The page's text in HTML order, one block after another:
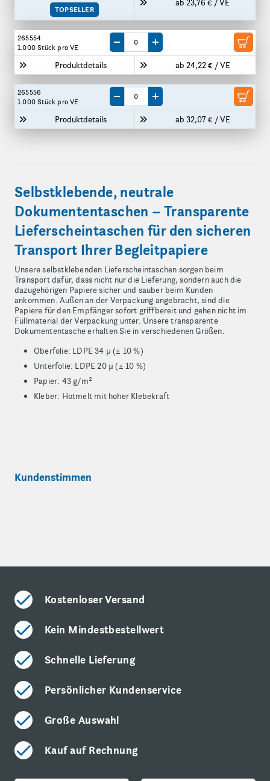
TOPSELLER
ab 23,76 € / VE
265554
1.000 Stück pro VE
Produktdetails ab 24,22 € / VE
Menge um eine VE reduzieren
Menge um eine VE erhöhen
265556
1.000 Stück pro VE
Produktdetails ab 32,07 € / VE
Menge um eine VE reduzieren
Menge um eine VE erhöhen
Selbstklebende, neutrale
Dokumententaschen – Transparente
Lieferscheintaschen für den sicheren
Transport Ihrer Begleitpapiere
Unsere selbstklebenden Lieferscheintaschen sorgen beim
Transport dafür, dass nicht nur die Lieferung, sondern auch die
dazugehörigen Papiere sicher und sauber beim Kunden
ankommen. Außen an der Verpackung angebracht, sind die
Papiere für den Empfänger sofort griffbereit und gehen nicht im
Füllmaterial der Verpackung unter. Unsere transparente
Dokumententasche erhalten Sie in verschiedenen Größen.
Oberfolie: LDPE 34 µ (± 10 %)
Unterfolie: LDPE 20 µ (± 10 %)
Papier: 43 g/m²
Kleber: Hotmelt mit hoher Klebekraft
Kundenstimmen
Kostenloser Versand
Kein Mindestbestellwert
Schnelle Lieferung
Persönlicher Kundenservice
Große Auswahl
Kauf auf Rechnung